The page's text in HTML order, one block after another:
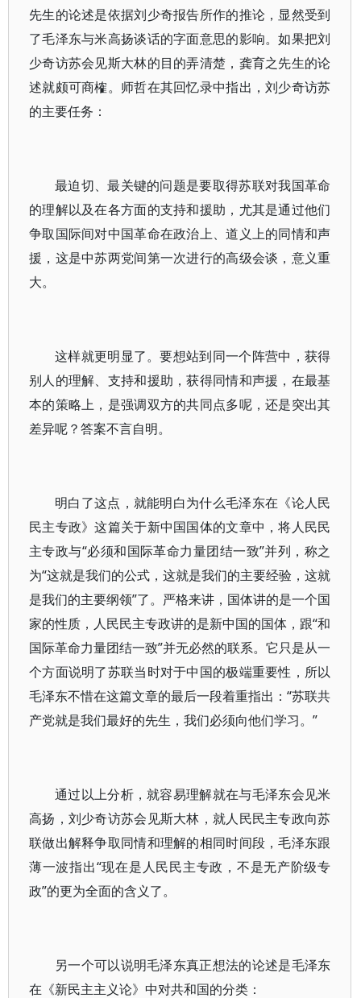
先生的论述是依据刘少奇报告所作的推论，显然受到
了毛泽东与米高扬谈话的字面意思的影响。如果把刘
少奇访苏会见斯大林的目的弄清楚，龚育之先生的论
述就颇可商榷。师哲在其回忆录中指出，刘少奇访苏
的主要任务：
最迫切、最关键的问题是要取得苏联对我国革命
的理解以及在各方面的支持和援助，尤其是通过他们
争取国际间对中国革命在政治上、道义上的同情和声
援，这是中苏两党间第一次进行的高级会谈，意义重
大。
这样就更明显了。要想站到同一个阵营中，获得
别人的理解、支持和援助，获得同情和声援，在最基
本的策略上，是强调双方的共同点多呢，还是突出其
差异呢？答案不言自明。
明白了这点，就能明白为什么毛泽东在《论人民
民主专政》这篇关于新中国国体的文章中，将人民民
主专政与“必须和国际革命力量团结一致”并列，称之
为“这就是我们的公式，这就是我们的主要经验，这就
是我们的主要纲领”了。严格来讲，国体讲的是一个国
家的性质，人民民主专政讲的是新中国的国体，跟“和
国际革命力量团结一致”并无必然的联系。它只是从一
个方面说明了苏联当时对于中国的极端重要性，所以
毛泽东不惜在这篇文章的最后一段着重指出：“苏联共
产党就是我们最好的先生，我们必须向他们学习。”
通过以上分析，就容易理解就在与毛泽东会见米
高扬，刘少奇访苏会见斯大林，就人民民主专政向苏
联做出解释争取同情和理解的相同时间段，毛泽东跟
薄一波指出“现在是人民民主专政，不是无产阶级专
政”的更为全面的含义了。
另一个可以说明毛泽东真正想法的论述是毛泽东
在《新民主主义论》中对共和国的分类：